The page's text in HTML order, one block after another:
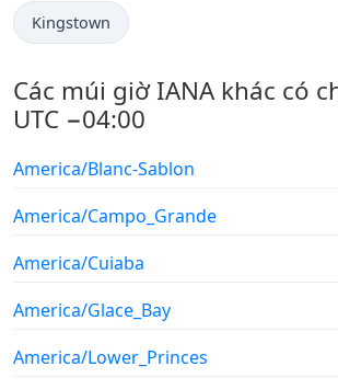
Kingstown
Các múi giờ IANA khác có
UTC −04:00
America/Blanc-Sablon
America/Campo_Grande
America/Cuiaba
America/Glace_Bay
America/Lower_Princes